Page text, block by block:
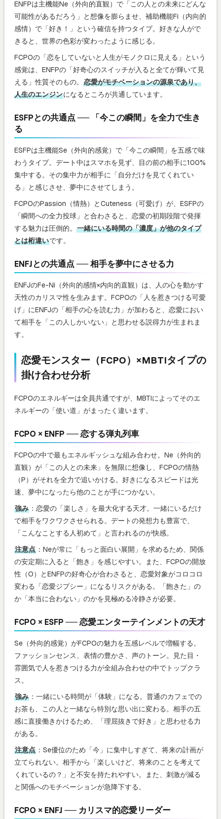
ENFPは主機能Ne（外向的直観）で「この人との未来にどんな
可能性があるだろう」と想像を膨らませ、補助機能Fi（内向的
感情）で「好き！」という確信を持つタイプ。好きな人がで
きると、世界の色彩が変わったように感じる。
FCPOの「恋をしていないと人生がモノクロに見える」という
感覚は、ENFPの「好奇心のスイッチが入ると全てが輝いて見
える」性質そのもの。 恋愛がモチベーションの源泉であり、
人生のエンジンになるところが共通しています。
ESFPとの共通点 ── 「今この瞬間」を全力で生き
る
ESFPは主機能Se（外向的感覚）で「今この瞬間」を五感で味
わうタイプ。デート中はスマホを見ず、目の前の相手に100%
集中する。その集中力が相手に「自分だけを見てくれてい
る」と感じさせ、夢中にさせてしまう。
FCPOのPassion（情熱）とCuteness（可愛げ）が、ESFPの
「瞬間への全力投球」と合わさると、恋愛の初期段階で発揮
する魅力は圧倒的。 一緒にいる時間の「濃度」が他のタイプ
とは桁違いです。
ENFJとの共通点 ── 相手を夢中にさせる力
ENFJのFe-Ni（外向的感情×内向的直観）は、人の心を動かす
天性のカリスマ性を生みます。FCPOの「人を惹きつける可愛
げ」にENFJの「相手の心を読む力」が加わると、恋愛におい
て相手を「この人しかいない」と思わせる説得力が生まれま
す。
恋愛モンスター（FCPO）×MBTIタイプの
掛け合わせ分析
FCPOのエネルギーは全員共通ですが、MBTIによってそのエ
ネルギーの「使い道」がまったく違います。
FCPO × ENFP ── 恋する弾丸列車
FCPOの中で最もエネルギッシュな組み合わせ。Ne（外向的
直観）が「この人との未来」を無限に想像し、FCPOの情熱
（P）がそれを全力で追いかける。好きになるスピードは光
速、夢中になったら他のことが手につかない。
強み ：恋愛の「楽しさ」を最大化する天才。一緒にいるだけ
で相手をワクワクさせられる。デートの発想力も豊富で、
「こんなことする人初めて」と言われるのが快感。
注意点 ：Neが常に「もっと面白い展開」を求めるため、関係
の安定期に入ると「飽き」を感じやすい。また、FCPOの開放
性（O）とENFPの好奇心が合わさると、恋愛対象がコロコロ
変わる「恋愛ジプシー」になるリスクがある。「飽きた」の
か「本当に合わない」のかを見極める冷静さが必要。
FCPO × ESFP ── 恋愛エンターテインメントの天才
Se（外向的感覚）がFCPOの魅力を五感レベルで増幅する。
ファッションセンス、表情の豊かさ、声のトーン。見た目・
雰囲気で人を惹きつける力が全組み合わせの中でトップクラ
ス。
強み ：一緒にいる時間が「体験」になる。普通のカフェでの
お茶も、この人と一緒なら特別な思い出に変わる。相手の五
感に直接働きかけるため、「理屈抜きで好き」と思わせる力
がある。
注意点 ：Se優位のため「今」に集中しすぎて、将来の計画が
立てられない。相手から「楽しいけど、将来のことを考えて
くれているの？」と不安を持たれやすい。また、刺激が減る
と関係へのモチベーションが急降下する。
FCPO × ENFJ ── カリスマ的恋愛リーダー